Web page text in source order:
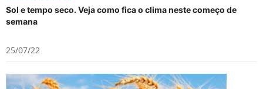
Sol e tempo seco. Veja como fica o clima neste começo de
semana
25/07/22